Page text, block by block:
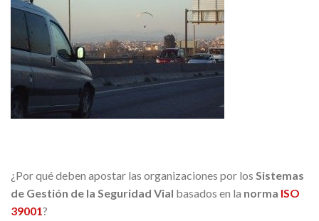
¿Por qué deben apostar las organizaciones por los Sistemas
de Gestión de la Seguridad Vial basados en la norma ISO
39001?